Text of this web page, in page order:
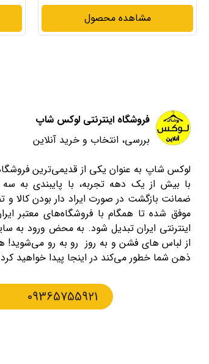
مشاهده محصول
فروشگاه اینترنتی لوکس شاپ
بررسی، انتخاب و خرید آنلاین
لوکس شاپ به عنوان یکی از قدیمی‌ترین
با بیش از یک دهه تجربه، با پایبندی به
ضمانت بازگشت در صورت ایراد دار بودن کالا و
موفق شده تا همگام با فروشگاه‌های معتبر
اینترنتی ایران تبدیل شود. به محض ورود به
از لباس های فشن و به روز رو به رو می‌شوید!
ذهن شما خطور می‌کند در اینجا پیدا خواهید
09365755921